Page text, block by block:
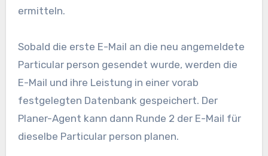
ermitteln.
Sobald die erste E-Mail an die neu angemeldete
Particular person gesendet wurde, werden die
E-Mail und ihre Leistung in einer vorab
festgelegten Datenbank gespeichert. Der
Planer-Agent kann dann Runde 2 der E-Mail für
dieselbe Particular person planen.